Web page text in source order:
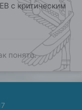
с критическим
понято.